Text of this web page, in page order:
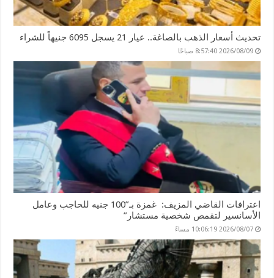
تحديث أسعار الذهب بالصاغة.. عيار 21 يسجل 6095 جنيهاً للشراء
2026/08/09 8:57:40 صباحًا
اعترافات القاضي المزيف: غمزة بـ”100 جنيه للحاجب وعامل
الأسانسير لتقمص شخصية مستشار”
2026/08/07 10:06:19 مساءً